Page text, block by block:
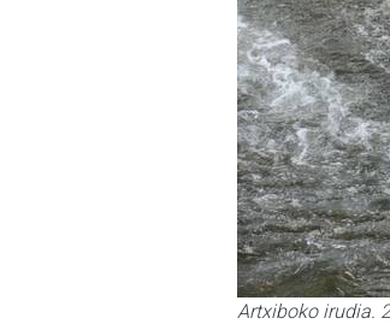
Artxiboko irudia.